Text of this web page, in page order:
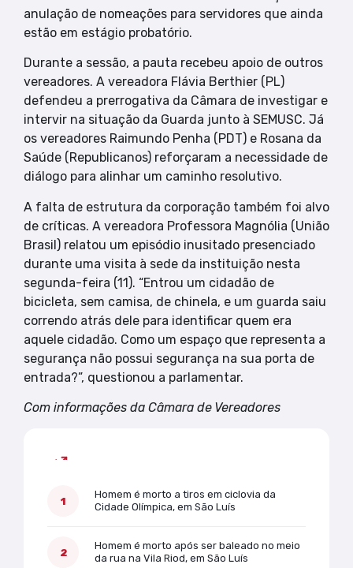
anulação de nomeações para servidores que ainda
estão em estágio probatório.
Durante a sessão, a pauta recebeu apoio de outros
vereadores. A vereadora Flávia Berthier (PL)
defendeu a prerrogativa da Câmara de investigar e
intervir na situação da Guarda junto à SEMUSC. Já
os vereadores Raimundo Penha (PDT) e Rosana da
Saúde (Republicanos) reforçaram a necessidade de
diálogo para alinhar um caminho resolutivo.
A falta de estrutura da corporação também foi alvo
de críticas. A vereadora Professora Magnólia (União
Brasil) relatou um episódio inusitado presenciado
durante uma visita à sede da instituição nesta
segunda-feira (11). “Entrou um cidadão de
bicicleta, sem camisa, de chinela, e um guarda saiu
correndo atrás dele para identificar quem era
aquele cidadão. Como um espaço que representa a
segurança não possui segurança na sua porta de
entrada?”, questionou a parlamentar.
Com informações da Câmara de Vereadores
Homem é morto a tiros em ciclovia da
Cidade Olímpica, em São Luís
Homem é morto após ser baleado no meio
da rua na Vila Riod, em São Luís